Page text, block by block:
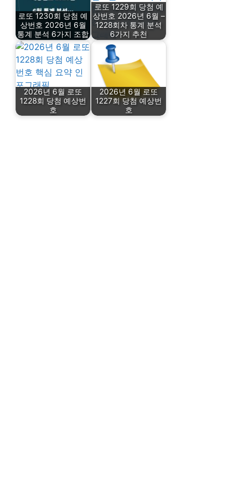
로또 1230회 당첨 예
상번호 2026년 6월
통계 분석 6가지 조합
로또 1229회 당첨 예
상번호 2026년 6월 –
1228회차 통계 분석
6가지 추천
2026년 6월 로또
1228회 당첨 예상번
호
2026년 6월 로또
1227회 당첨 예상번
호